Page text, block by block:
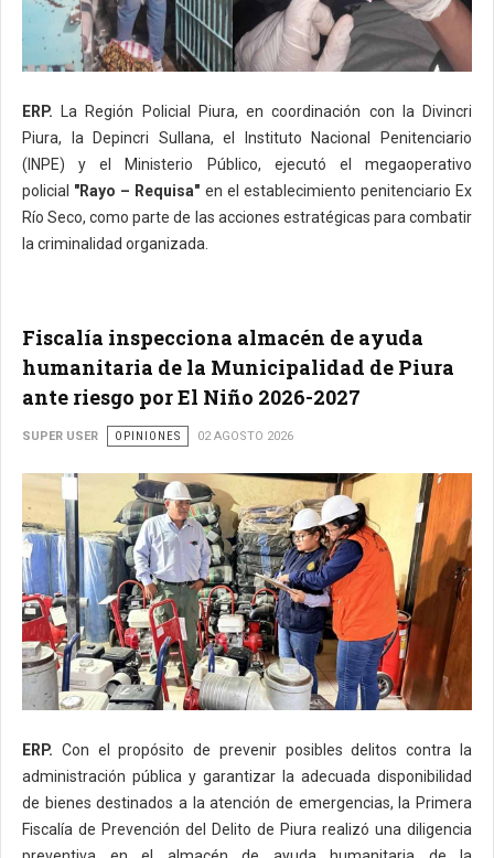
ERP. La Región Policial Piura, en coordinación con la Divincri
Piura, la Depincri Sullana, el Instituto Nacional Penitenciario
(INPE) y el Ministerio Público, ejecutó el megaoperativo
policial "Rayo – Requisa" en el establecimiento penitenciario Ex
Río Seco, como parte de las acciones estratégicas para combatir
la criminalidad organizada.
Fiscalía inspecciona almacén de ayuda
humanitaria de la Municipalidad de Piura
ante riesgo por El Niño 2026-2027
SUPER USER OPINIONES 02 AGOSTO 2026
ERP. Con el propósito de prevenir posibles delitos contra la
administración pública y garantizar la adecuada disponibilidad
de bienes destinados a la atención de emergencias, la Primera
Fiscalía de Prevención del Delito de Piura realizó una diligencia